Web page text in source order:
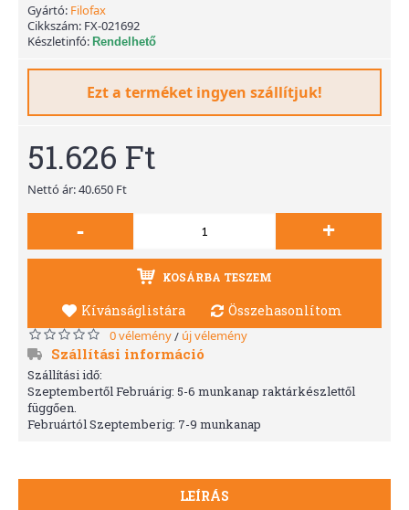
Gyártó: Filofax
Cikkszám: FX-021692
Készletinfó: Rendelhető
Ezt a terméket ingyen szállítjuk!
51.626 Ft
Nettó ár: 40.650 Ft
- +
KOSÁRBA TESZEM
Kívánságlistára Összehasonlítom
0 vélemény/ új vélemény
Szállítási információ
Szállítási idő:
Szeptembertől Februárig: 5-6 munkanap raktárkészlettől
függően.
Februártól Szeptemberig: 7-9 munkanap
LEÍRÁS